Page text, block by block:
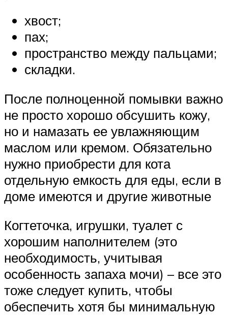
хвост;
пах;
пространство между пальцами;
складки.
После полноценной помывки важно
не просто хорошо обсушить кожу,
но и намазать ее увлажняющим
маслом или кремом. Обязательно
нужно приобрести для кота
отдельную емкость для еды, если в
доме имеются и другие животные
Когтеточка, игрушки, туалет с
хорошим наполнителем (это
необходимость, учитывая
особенность запаха мочи) – все это
тоже следует купить, чтобы
обеспечить хотя бы минимальную